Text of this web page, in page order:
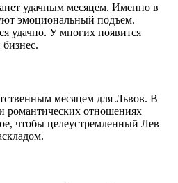
удачным месяцем. Именно в
эмоциональный подъем.
удачно. У многих появится
месяцем для Львов. В
романтических отношениях
чтобы целеустремленный Лев